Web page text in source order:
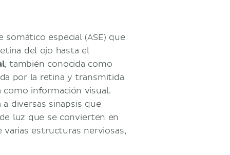
especial (ASE) que
del ojo hasta el
, también conocida como
por la retina y transmitida
información visual.
diversas sinapsis que
luz que se convierten en
estructuras nerviosas,